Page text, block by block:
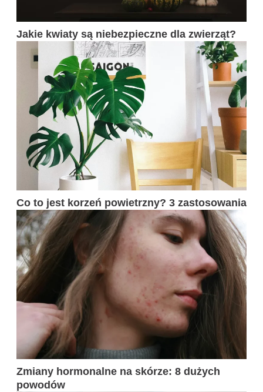
Jakie kwiaty są niebezpieczne dla zwierząt?
Co to jest korzeń powietrzny? 3 zastosowania
Zmiany hormonalne na skórze: 8 dużych
powodów